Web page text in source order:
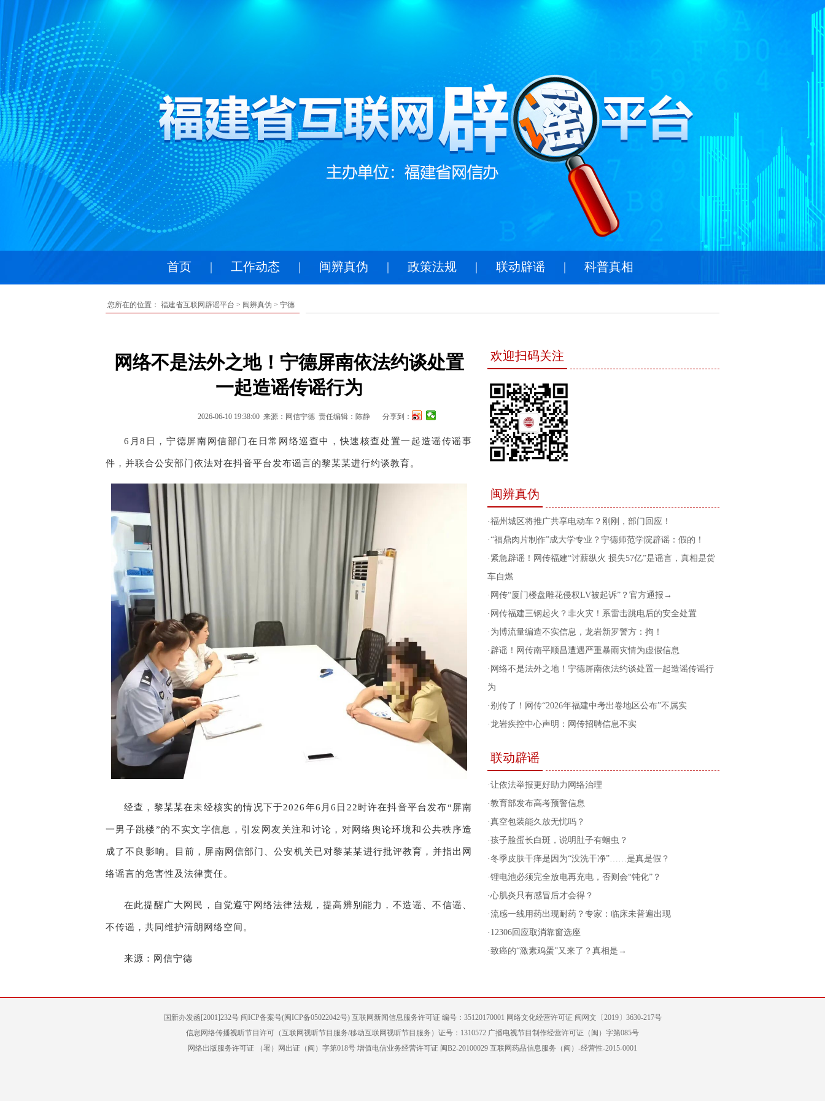
首页 | 工作动态 | 闽辨真伪 | 政策法规 | 联动辟谣 | 科普真相
您所在的位置： 福建省互联网辟谣平台 > 闽辨真伪 > 宁德
网络不是法外之地！宁德屏南依法约谈处置
一起造谣传谣行为
2026-06-10 19:38:00 来源：网信宁德 责任编辑：陈静 分享到：
6月8日，宁德屏南网信部门在日常网络巡查中，快速核查处置一起造谣传谣事
件，并联合公安部门依法对在抖音平台发布谣言的黎某某进行约谈教育。
经查，黎某某在未经核实的情况下于2026年6月6日22时许在抖音平台发布“屏南
一男子跳楼”的不实文字信息，引发网友关注和讨论，对网络舆论环境和公共秩序造
成了不良影响。目前，屏南网信部门、公安机关已对黎某某进行批评教育，并指出网
络谣言的危害性及法律责任。
在此提醒广大网民，自觉遵守网络法律法规，提高辨别能力，不造谣、不信谣、
不传谣，共同维护清朗网络空间。
来源：网信宁德
欢迎扫码关注
闽辨真伪
·福州城区将推广共享电动车？刚刚，部门回应！
·“福鼎肉片制作”成大学专业？宁德师范学院辟谣：假的！
· 紧急辟谣！网传福建“讨薪纵火 损失57亿”是谣言，真相是货
车自燃
· 网传“厦门楼盘雕花侵权LV被起诉”？官方通报→
· 网传福建三钢起火？非火灾！系雷击跳电后的安全处置
· 为博流量编造不实信息，龙岩新罗警方：拘！
· 辟谣！网传南平顺昌遭遇严重暴雨灾情为虚假信息
· 网络不是法外之地！宁德屏南依法约谈处置一起造谣传谣行
为
· 别传了！网传“2026年福建中考出卷地区公布”不属实
·龙岩疾控中心声明：网传招聘信息不实
联动辟谣
·让依法举报更好助力网络治理
·教育部发布高考预警信息
·真空包装能久放无忧吗？
·孩子脸蛋长白斑，说明肚子有蛔虫？
·冬季皮肤干痒是因为“没洗干净”……是真是假？
·锂电池必须完全放电再充电，否则会“钝化”？
·心肌炎只有感冒后才会得？
·流感一线用药出现耐药？专家：临床未普遍出现
· 12306回应取消靠窗选座
·致癌的“激素鸡蛋”又来了？真相是→
国新办发函[2001]232号 闽ICP备案号(闽ICP备05022042号) 互联网新闻信息服务许可证 编号：35120170001 网络文化经营许可证 闽网文〔2019〕3630-217号
信息网络传播视听节目许可（互联网视听节目服务/移动互联网视听节目服务）证号：1310572 广播电视节目制作经营许可证（闽）字第085号
网络出版服务许可证 （署）网出证（闽）字第018号 增值电信业务经营许可证 闽B2-20100029 互联网药品信息服务（闽）-经营性-2015-0001